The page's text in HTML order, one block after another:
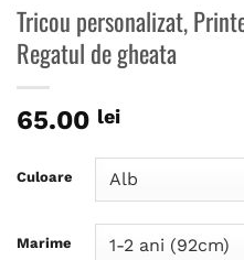
Tricou personalizat,
Regatul de gheata
65.00 lei
Culoare
Marime